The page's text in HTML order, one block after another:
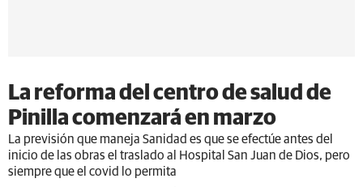
La reforma del centro de salud de
Pinilla comenzará en marzo
La previsión que maneja Sanidad es que se efectúe antes del
inicio de las obras el traslado al Hospital San Juan de Dios, pero
siempre que el covid lo permita